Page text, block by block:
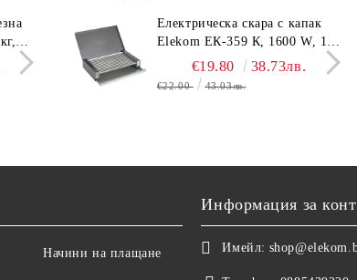
Електронен кантар Elekom
EK-403А, до 180 кг, LCD
дисплей, Темперирано стъкло
- 6.0 мм, Размери 30x30x2.4
€10.50 20.54лв.
Електрическа скара с капак
Elekom ЕК-359 К, 1600 W, 12
бр. неръждаеми тръбни
нагревятеля
€19.80 38.73лв.
€22.00 43.03лв.
Начини на плащане
Информация за
Имейл: